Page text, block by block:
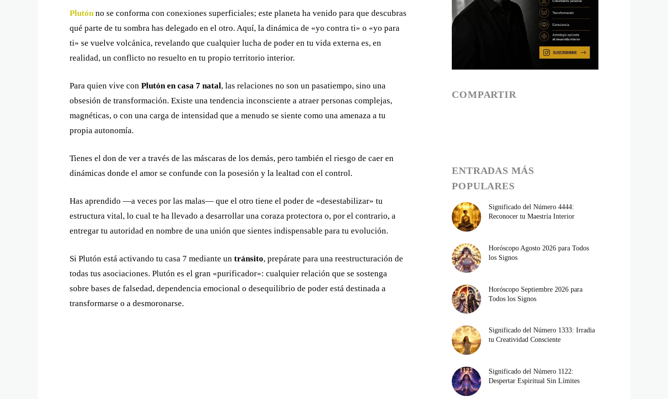
Plutónno se conforma con conexiones superficiales; este planeta ha venido para que descubras
qué parte de tu sombra has delegado en el otro. Aquí, la dinámica de «yo contra ti» o «yo para
ti» se vuelve volcánica, revelando que cualquier lucha de poder en tu vida externa es, en
realidad, un conflicto no resuelto en tu propio territorio interior.
Para quien vive con Plutón en casa 7 natal, las relaciones no son un pasatiempo, sino una
obsesión de transformación. Existe una tendencia inconsciente a atraer personas complejas,
magnéticas, o con una carga de intensidad que a menudo se siente como una amenaza a tu
propia autonomía.
Tienes el don de ver a través de las máscaras de los demás, pero también el riesgo de caer en
dinámicas donde el amor se confunde con la posesión y la lealtad con el control.
Has aprendido —a veces por las malas— que el otro tiene el poder de «desestabilizar» tu
estructura vital, lo cual te ha llevado a desarrollar una coraza protectora o, por el contrario, a
entregar tu autoridad en nombre de una unión que sientes indispensable para tu evolución.
Si Plutón está activando tu casa 7 mediante un tránsito, prepárate para una reestructuración de
todas tus asociaciones. Plutón es el gran «purificador»: cualquier relación que se sostenga
sobre bases de falsedad, dependencia emocional o desequilibrio de poder está destinada a
transformarse o a desmoronarse.
COMPARTIR
ENTRADAS MÁS
POPULARES
Significado del Número 4444:
Reconocer tu Maestría Interior
Horóscopo Agosto 2026 para Todos
los Signos
Horóscopo Septiembre 2026 para
Todos los Signos
Significado del Número 1333: Irradia
tu Creatividad Consciente
Significado del Número 1122:
Despertar Espiritual Sin Límites